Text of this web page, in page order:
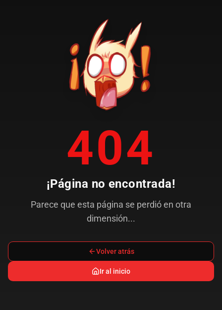
404
¡Página no encontrada!
Parece que esta página se perdió en otra
dimensión...
Volver atrás
Ir al inicio